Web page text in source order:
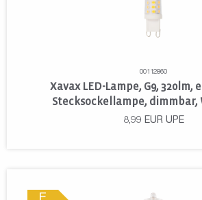
00112860
Xavax LED-Lampe, G9, 320lm,
Stecksockellampe, dimmbar,
8,99 EUR UPE